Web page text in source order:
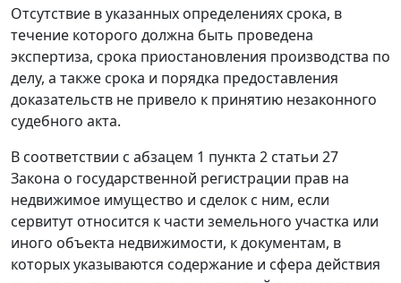
Отсутствие в указанных определениях срока, в
течение которого должна быть проведена
экспертиза, срока приостановления производства по
делу, а также срока и порядка предоставления
доказательств не привело к принятию незаконного
судебного акта.
В соответствии с абзацем 1 пункта 2 статьи 27
Закона о государственной регистрации прав на
недвижимое имущество и сделок с ним, если
сервитут относится к части земельного участка или
иного объекта недвижимости, к документам, в
которых указываются содержание и сфера действия